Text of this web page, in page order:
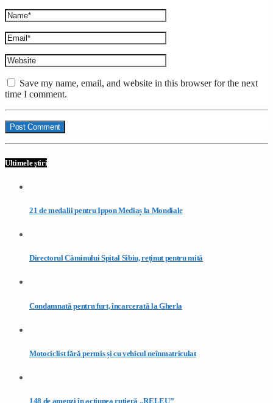
Save my name, email, and website in this browser for the next
time I comment.
Ultimele știri
21 de medalii pentru Ippon Mediaș la Mondiale
Directorul Căminului Spital Sibiu, reținut pentru mită
Condamnată pentru furt, încarcerată la Gherla
Motociclist fără permis și cu vehicul neînmatriculat
148 de amenzi în acțiunea rutieră „RELEU”